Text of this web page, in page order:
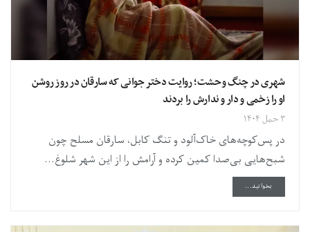
شهری در چنگ وحشت؛ روایت دختر جوانی که سارقان در روز روشن
او را زخمی و دار و ندارش را بردند
۳ حمل ۱۴۰۴
در پس‌کوچه‌های خاک‌آلود و تنگ کابل، سارقان مسلح چون
شبح‌هایی بی‌صدا کمین کرده‌ و آرامش را از این شهر شلوغ...
بخوانید...